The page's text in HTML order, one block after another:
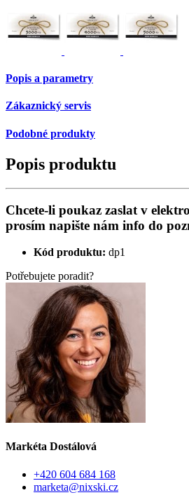
Popis a parametry
Zákaznický servis
Podobné produkty
Popis produktu
Chcete-li poukaz zaslat v
prosím napište nám info do
Kód produktu: dp1
Potřebujete poradit?
Markéta Dostálová
+420 604 684 168
marketa@nixski.cz